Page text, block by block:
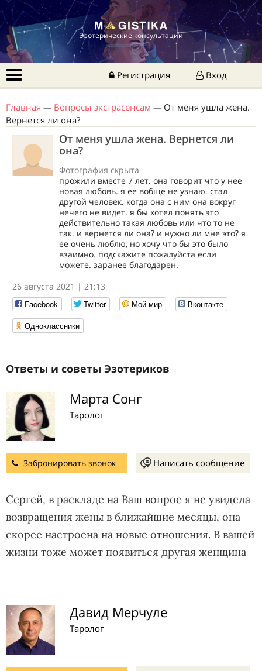
Эзотерические консультации
Регистрация Вход
Главная — Вопросы экстрасенсам — От меня ушла жена.
Вернется ли она?
От меня ушла жена. Вернется ли
она?
Фотография скрыта
прожили вместе 7 лет. она говорит что у нее
новая любовь. я ее вобще не узнаю. стал
другой человек. когда она с ним она вокруг
нечего не видет. я бы хотел понять это
действительно такая любовь или что то не
так. и вернется ли она? и нужно ли мне это? я
ее очень люблю, но хочу что бы это было
взаимно. подскажите пожалуйста если
можете. заранее благодарен.
26 августа 2021 | 21:13
Facebook
Twitter Мой мир
Вконтакте
Одноклассники
Ответы и советы Эзотериков
Марта Сонг
Таролог
Забронировать звонок Написать сообщение
Сергей, в раскладе на Ваш вопрос я не увидела
возвращения жены в ближайшие месяцы, она
скорее настроена на новые отношения. В вашей
жизни тоже может появиться другая женщина
Давид Мерчуле
Таролог